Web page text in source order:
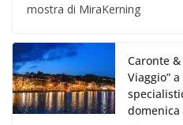
mostra di MiraKerning
Caronte
Viaggio”
domenica